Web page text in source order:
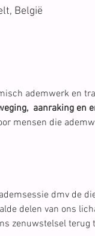
België
ademwerk en
aanraking en
mensen die
dmv de
delen van ons
zenuwstelsel